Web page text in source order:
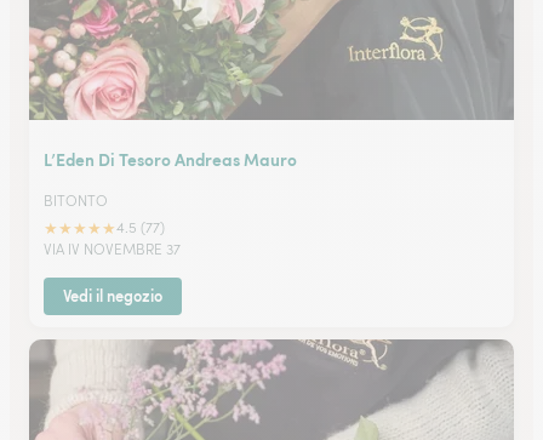
L’Eden Di Tesoro Andreas Mauro
BITONTO
★★★★★4.5 (77)
VIA IV NOVEMBRE 37
Vedi il negozio